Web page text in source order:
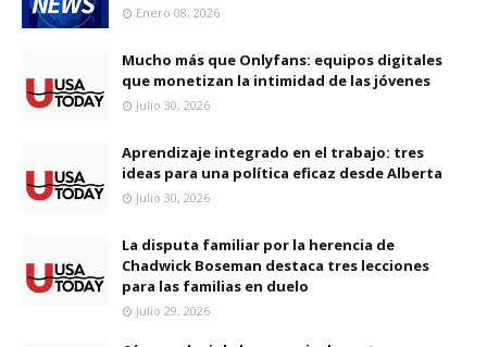
Enero 08, 2026
Mucho más que Onlyfans: equipos digitales
que monetizan la intimidad de las jóvenes
Julio 30, 2026
Aprendizaje integrado en el trabajo: tres
ideas para una política eficaz desde Alberta
Julio 30, 2026
La disputa familiar por la herencia de
Chadwick Boseman destaca tres lecciones
para las familias en duelo
Julio 29, 2026